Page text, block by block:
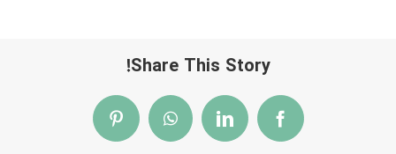
Share This Story!
Facebook
LinkedIn
WhatsApp
Pinterest